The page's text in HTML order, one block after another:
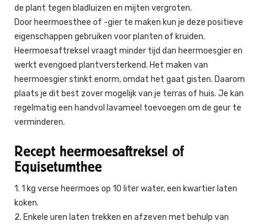
de plant tegen bladluizen en mijten vergroten.
Door heermoesthee of -gier te maken kun je deze positieve
eigenschappen gebruiken voor planten of kruiden.
Heermoesaftreksel vraagt minder tijd dan heermoesgier en
werkt evengoed plantversterkend. Het maken van
heermoesgier stinkt enorm, omdat het gaat gisten. Daarom
plaats je dit best zover mogelijk van je terras of huis. Je kan
regelmatig een handvol lavameel toevoegen om de geur te
verminderen.
Recept heermoesaftreksel of
Equisetumthee
1. 1 kg verse heermoes op 10 liter water, een kwartier laten
koken.
2. Enkele uren laten trekken en afzeven met behulp van